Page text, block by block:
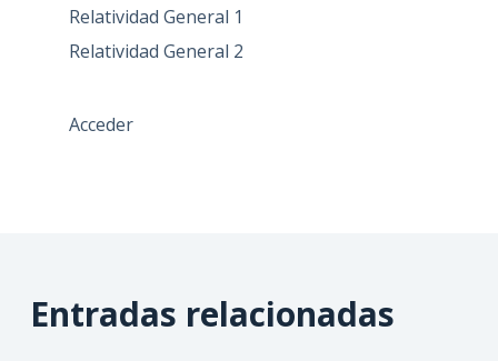
Relatividad General 1
Relatividad General 2
Acceder
Entradas relacionadas